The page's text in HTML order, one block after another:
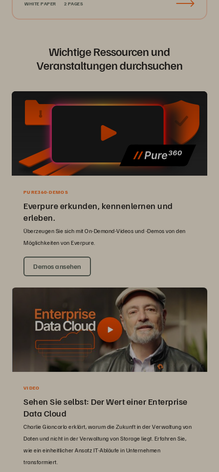
WHITE PAPER 2 PAGES
Wichtige Ressourcen und
Veranstaltungen durchsuchen
PURE360-DEMOS
Everpure erkunden, kennenlernen und
erleben.
Überzeugen Sie sich mit On-Demand-Videos und -Demos von den
Möglichkeiten von Everpure.
Demos ansehen
VIDEO
Sehen Sie selbst: Der Wert einer Enterprise
Data Cloud
Charlie Giancarlo erklärt, warum die Zukunft in der Verwaltung von
Daten und nicht in der Verwaltung von Storage liegt. Erfahren Sie,
wie ein einheitlicher Ansatz IT-Abläufe in Unternehmen
transformiert.